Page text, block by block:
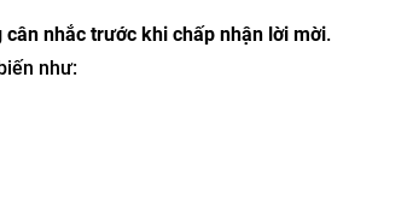
nhắc trước khi chấp nhận lời mời.
như: